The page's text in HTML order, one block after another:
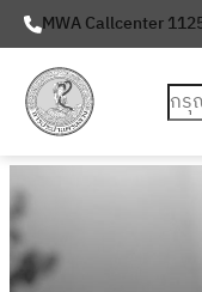
MWA Callcenter
ค้นหา